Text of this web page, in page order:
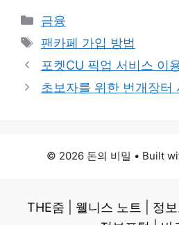
Categories
금융
Tags
팬카페 가입 방법
포켓CU 픽업 서비스 이
초보자를 위한 번개장터
© 2026 돈의 비밀 • Built
THE줌 웰니스 노트 정